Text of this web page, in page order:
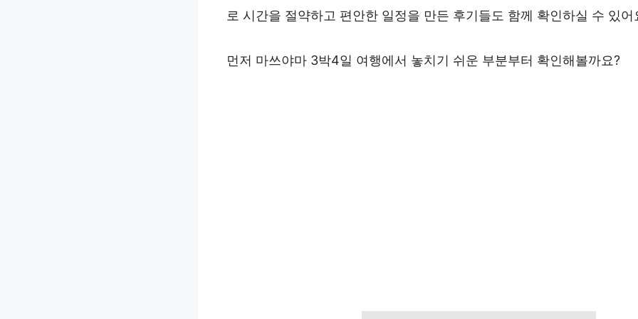
로 시간을 절약하고 편안한 일정을 만든 후기들도 함께 확인하실 수 있어
먼저 마쓰야마 3박4일 여행에서 놓치기 쉬운 부분부터 확인해볼까요?